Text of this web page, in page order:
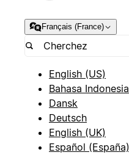
Français (France)
English (US)
Bahasa Indonesia
Dansk
Deutsch
English (UK)
Español (España)